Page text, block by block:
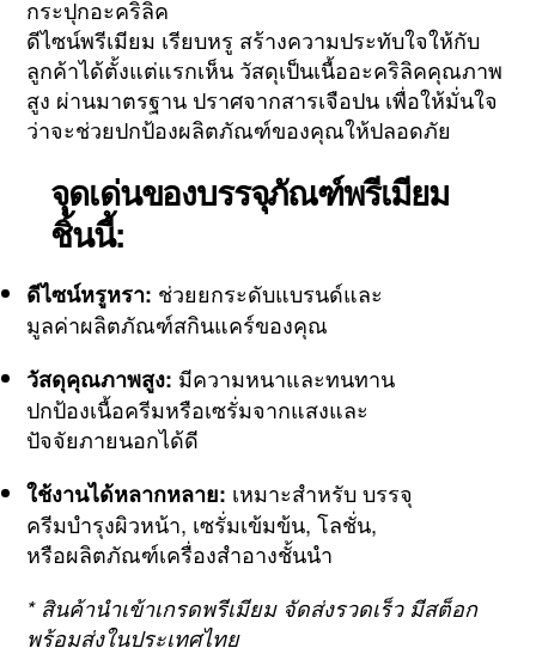
กระปุกอะคริลิค
ดีไซน์พรีเมียม เรียบหรู สร้างความประทับใจให้กับ
ลูกค้าได้ตั้งแต่แรกเห็น วัสดุเป็นเนื้ออะคริลิคคุณภาพ
สูง ผ่านมาตรฐาน ปราศจากสารเจือปน เพื่อให้มั่นใจ
ว่าจะช่วยปกป้องผลิตภัณฑ์ของคุณให้ปลอดภัย
จุดเด่นของบรรจุภัณฑ์พรีเมียม
ชิ้นนี้:
ดีไซน์หรูหรา: ช่วยยกระดับแบรนด์และ
มูลค่าผลิตภัณฑ์สกินแคร์ของคุณ
วัสดุคุณภาพสูง: มีความหนาและทนทาน
ปกป้องเนื้อครีมหรือเซรั่มจากแสงและ
ปัจจัยภายนอกได้ดี
ใช้งานได้หลากหลาย: เหมาะสำหรับ บรรจุ
ครีมบำรุงผิวหน้า, เซรั่มเข้มข้น, โลชั่น,
หรือผลิตภัณฑ์เครื่องสำอางชั้นนำ
* สินค้านำเข้าเกรดพรีเมียม จัดส่งรวดเร็ว มีสต็อก
พร้อมส่งในประเทศไทย